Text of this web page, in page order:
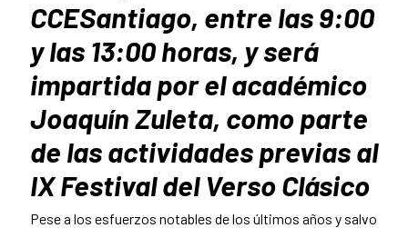
CCESantiago, entre las 9:00
y las 13:00 horas, y será
impartida por el académico
Joaquín Zuleta, como parte
de las actividades previas al
IX Festival del Verso Clásico
Pese a los esfuerzos notables de los últimos años y salvo